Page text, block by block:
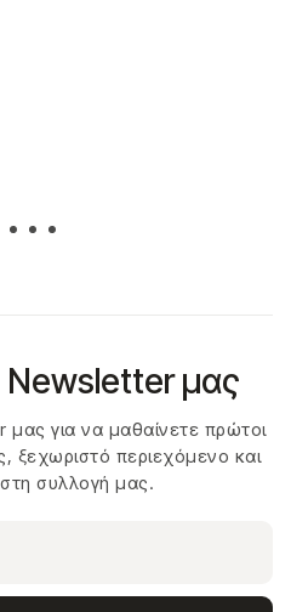
μας
για να μαθαίνετε πρώτοι
ξεχωριστό περιεχόμενο και
συλλογή μας.